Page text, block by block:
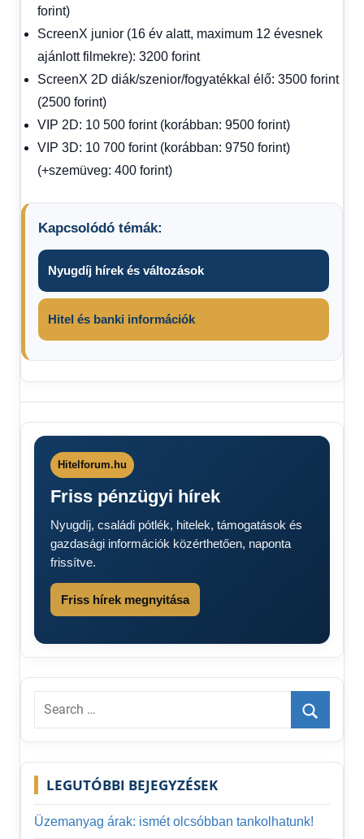
forint)
ScreenX junior (16 év alatt, maximum 12 évesnek
ajánlott filmekre): 3200 forint
ScreenX 2D diák/szenior/fogyatékkal élő: 3500 forint
(2500 forint)
VIP 2D: 10 500 forint (korábban: 9500 forint)
VIP 3D: 10 700 forint (korábban: 9750 forint)
(+szemüveg: 400 forint)
Kapcsolódó témák:
Nyugdíj hírek és változások
Hitel és banki információk
2024
Most jön a
feketeleves a
Magyaroknak
Hitelforum.hu
Friss pénzügyi hírek
Nyugdíj, családi pótlék, hitelek, támogatások és
gazdasági információk közérthetően, naponta
frissítve.
Friss hírek megnyitása
Search
Search
LEGUTÓBBI BEJEGYZÉSEK
Üzemanyag árak: ismét olcsóbban tankolhatunk!